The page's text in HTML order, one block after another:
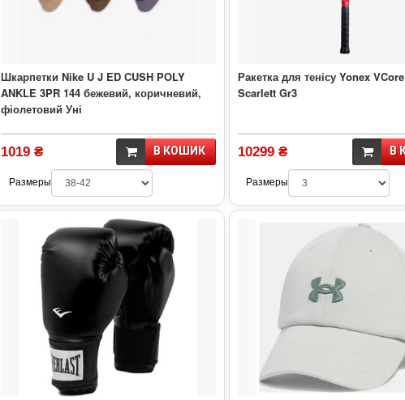
Шкарпетки Nike U J ED CUSH POLY
ANKLE 3PR 144 бежевий, коричневий,
фіолетовий Уні
1019 ₴ В КОШИК
Размеры
Ракетка для тенісу Yonex
Scarlett Gr3
10299 ₴ В
Размеры